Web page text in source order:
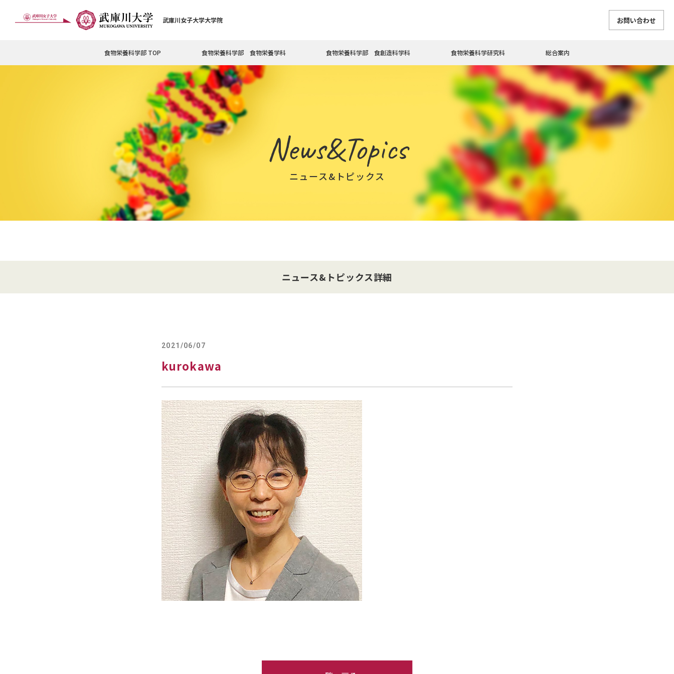
武庫川女子大学大学院 お問い合わせ
食物栄養科学部 TOP 食物栄養科学部 食物栄養学科 食物栄養科学部 食創造科学科 食物栄養科学研究科 総合案内
News&Topics
ニュース&トピックス
ニュース&トピックス詳細
2021/06/07
kurokawa